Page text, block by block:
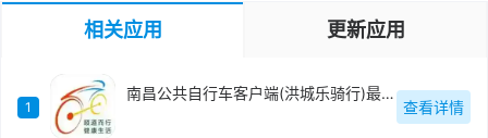
相关应用 更新应用
1
南昌公共自行车客户端(洪城乐骑行)最新版
查看详情